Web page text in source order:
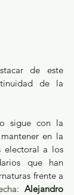
de este
de la
sigue con la
en la
electoral a los
que han
frente a
Alejandro